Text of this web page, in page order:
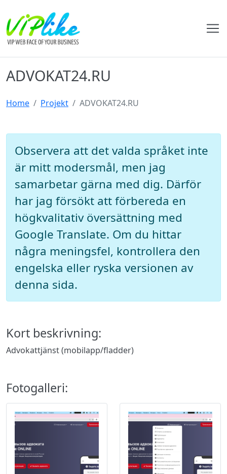
ADVOKAT24.RU
Home Projekt ADVOKAT24.RU
Observera att det valda språket inte
är mitt modersmål, men jag
samarbetar gärna med dig. Därför
har jag försökt att förbereda en
högkvalitativ översättning med
Google Translate. Om du hittar
några meningsfel, kontrollera den
engelska eller ryska versionen av
denna sida.
Kort beskrivning:
Advokattjänst (mobilapp/fladder)
Fotogalleri: